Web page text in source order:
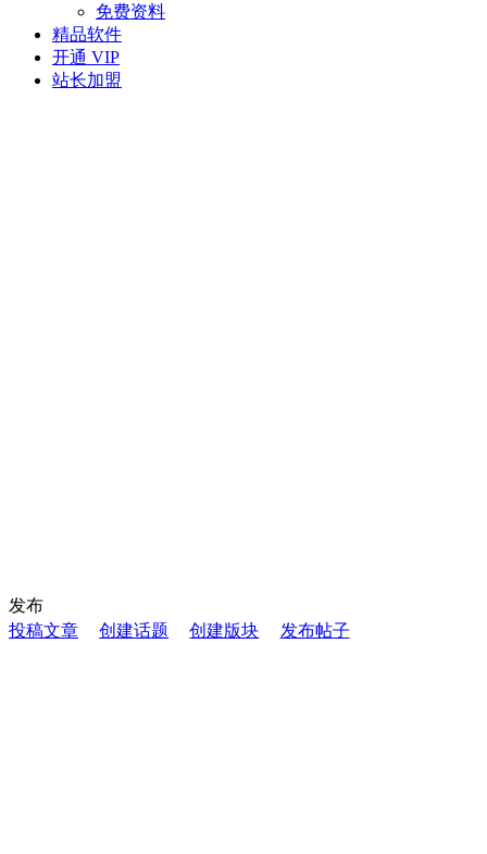
免费资料
精品软件
开通 VIP
站长加盟
发布
投稿文章
创建话题 创建版块 发布帖子